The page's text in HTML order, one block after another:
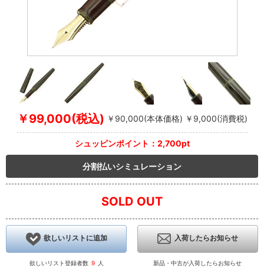
￥99,000(税込) ￥90,000(本体価格) ￥9,000(消費税)
シュッピンポイント：2,700pt
分割払いシミュレーション
SOLD OUT
欲しいリストに追加
欲しいリスト登録者数 9 人
入荷したらお知らせ
新品・中古が入荷したらお知らせ